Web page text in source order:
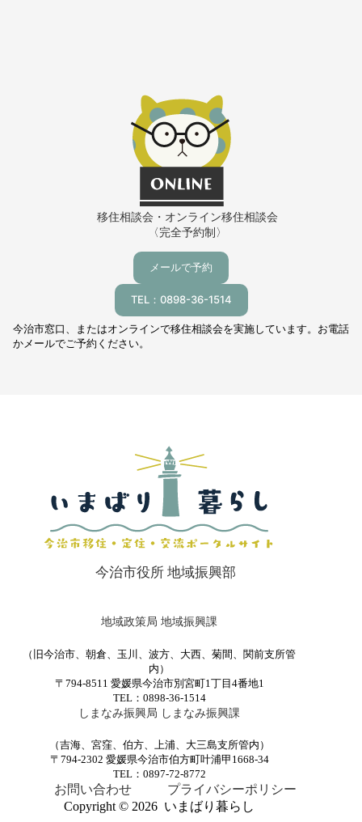
移住相談会・オンライン移住相談会
〈完全予約制〉
メールで予約
TEL：0898-36-1514
今治市窓口、またはオンラインで移住相談会を実施しています。お電話
かメールでご予約ください。
今治市役所 地域振興部
地域政策局 地域振興課
（旧今治市、朝倉、玉川、波方、大西、菊間、関前支所管
内）
〒794-8511 愛媛県今治市別宮町1丁目4番地1
TEL：0898-36-1514
しまなみ振興局 しまなみ振興課
（吉海、宮窪、伯方、上浦、大三島支所管内）
〒794-2302 愛媛県今治市伯方町叶浦甲1668-34
TEL：0897-72-8772
お問い合わせ
プライバシーポリシー
Copyright © 2026 いまばり暮らし